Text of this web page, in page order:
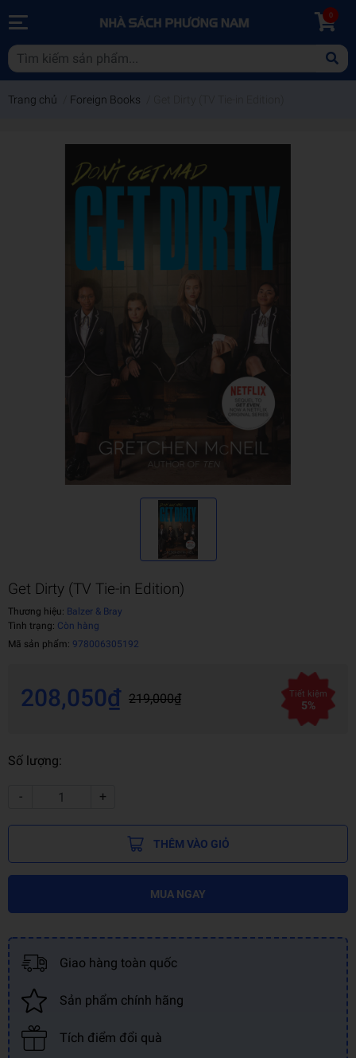
0
Trang chủ Foreign Books
Get Dirty (TV Tie-in Edition)
Thương hiệu: Balzer & Bray
Tình trạng: Còn hàng
Mã sản phẩm: 978006305192
208,050₫ 219,000₫ Tiết kiệm
5%
Số lượng:
- +
THÊM VÀO GIỎ
MUA NGAY
Giao hàng toàn quốc
Sản phẩm chính hãng
Tích điểm đổi quà